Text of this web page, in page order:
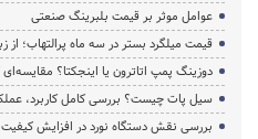
عوامل موثر بر قیمت بلبرینگ صنعتی
قیمت میلگرد بستر در سه ماه پرالتهاب؛ از
دوزینگ پمپ اتاترون یا اینجکتا؟
سیل پات چیست؟ بررسی کامل کاربرد،
بررسی نقش دستگاه نورد در افزایش کیفیت